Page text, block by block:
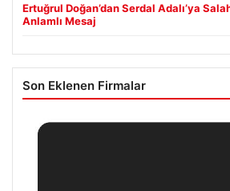
Ertuğrul Doğan’dan Serdal Adalı’ya
Anlamlı Mesaj
Son Eklenen Firmalar